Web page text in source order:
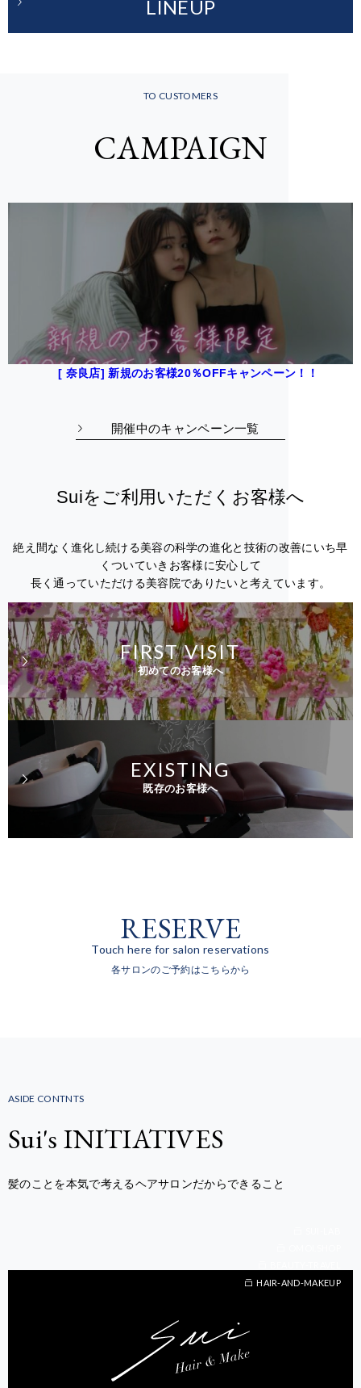
LINEUP
TO CUSTOMERS
CAMPAIGN
[ 奈良店] 新規のお客様20％OFFキャンペーン！！
開催中のキャンペーン一覧
Suiをご利用いただくお客様へ
絶え間なく進化し続ける美容の科学の進化と技術の改善にいち早
くついていきお客様に安心して
長く通っていただける美容院でありたいと考えています。
初めてのお客様へ
FIRST VISIT
既存のお客様へ
EXISTING
RESERVE
Touch here for salon reservations
各サロンのご予約はこちらから
ASIDE CONTNTS
Sui's INITIATIVES
髪のことを本気で考えるヘアサロンだからできること
HAIR-AND-MAKEUP